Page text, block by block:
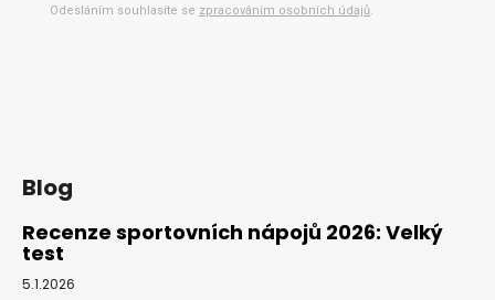
Odesláním souhlasíte se zpracováním osobních údajů.
Blog
Recenze sportovních nápojů 2026: Velký
test
5.1.2026